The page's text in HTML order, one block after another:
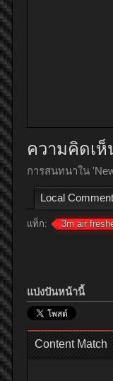
ความคิดเห็
การสนทนาใน '
Local
แท็ก: 3m air
แบ่งปันหน้านี้
Content Match